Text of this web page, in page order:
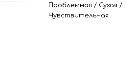
Проблемная / Сухая /
Чувствительная